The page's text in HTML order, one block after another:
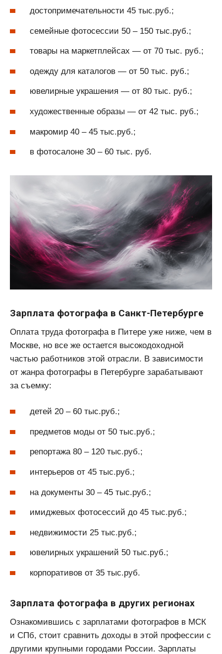
достопримечательности 45 тыс.руб.;
семейные фотосессии 50 – 150 тыс.руб.;
товары на маркетплейсах — от 70 тыс. руб.;
одежду для каталогов — от 50 тыс. руб.;
ювелирные украшения — от 80 тыс. руб.;
художественные образы — от 42 тыс. руб.;
макромир 40 – 45 тыс.руб.;
в фотосалоне 30 – 60 тыс. руб.
Зарплата фотографа в Санкт-Петербурге
Оплата труда фотографа в Питере уже ниже, чем в
Москве, но все же остается высокодоходной
частью работников этой отрасли. В зависимости
от жанра фотографы в Петербурге зарабатывают
за съемку:
детей 20 – 60 тыс.руб.;
предметов моды от 50 тыс.руб.;
репортажа 80 – 120 тыс.руб.;
интерьеров от 45 тыс.руб.;
на документы 30 – 45 тыс.руб.;
имиджевых фотосессий до 45 тыс.руб.;
недвижимости 25 тыс.руб.;
ювелирных украшений 50 тыс.руб.;
корпоративов от 35 тыс.руб.
Зарплата фотографа в других регионах
Ознакомившись с зарплатами фотографов в МСК
и СПб, стоит сравнить доходы в этой профессии с
другими крупными городами России. Зарплаты